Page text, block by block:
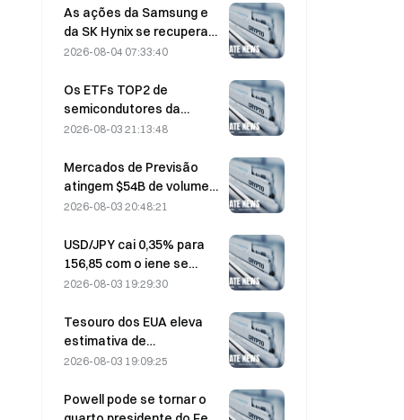
assistidos por IA
As ações da Samsung e
da SK Hynix se recuperam
de perdas de 5% com
2026-08-04 07:33:40
Os ETFs TOP2 de
semicondutores da
Coreia do Sul despencam
enquanto as entradas se
invertem
2026-08-03 21:13:48
Mercados de Previsão
atingem $54B de volume
em julho, à medida que a
impulsiona a negociação
2026-08-03 20:48:21
USD/JPY cai 0,35% para
156,85 com o iene se
fortalecendo no início das
2026-08-03 19:29:30
Tesouro dos EUA eleva
estimativa de
empréstimos do 3º
bilhões
2026-08-03 19:09:25
Powell pode se tornar o